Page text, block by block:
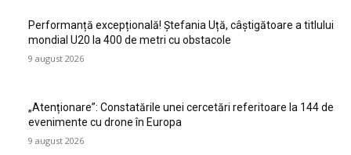
Performanță excepțională! Ștefania Uță, câștigătoare a titlului
mondial U20 la 400 de metri cu obstacole
9 august 2026
„Atenționare”: Constatările unei cercetări referitoare la 144 de
evenimente cu drone în Europa
9 august 2026